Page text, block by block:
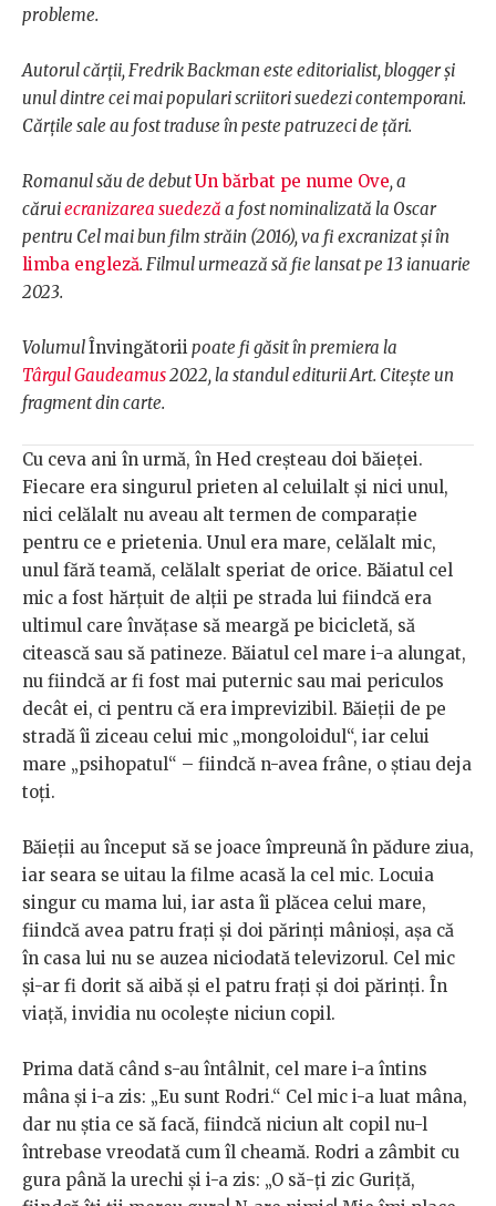
probleme.
Autorul cărții, Fredrik Backman este editorialist, blogger și
unul dintre cei mai populari scriitori suedezi contemporani.
Cărțile sale au fost traduse în peste patruzeci de țări.
Romanul său de debutUn bărbat pe nume Ove, a
căruiecranizarea suedeză a fost nominalizată la Oscar
pentru Cel mai bun film străin (2016), va fi excranizat și în
limba engleză. Filmul urmează să fie lansat pe 13 ianuarie
2023.
VolumulÎnvingătoriipoate fi găsit în premiera la
Târgul Gaudeamus2022, la standul editurii Art. Citește un
fragment din carte.
Cu ceva ani în urmă, în Hed creșteau doi băieței.
Fiecare era singurul prieten al celuilalt și nici unul,
nici celălalt nu aveau alt termen de comparație
pentru ce e prietenia. Unul era mare, celălalt mic,
unul fără teamă, celălalt speriat de orice. Băiatul cel
mic a fost hărțuit de alții pe strada lui fiindcă era
ultimul care învățase să meargă pe bicicletă, să
citească sau să patineze. Băiatul cel mare i-a alungat,
nu fiindcă ar fi fost mai puternic sau mai periculos
decât ei, ci pentru că era imprevizibil. Băieții de pe
stradă îi ziceau celui mic „mongoloidul“, iar celui
mare „psihopatul“ – fiindcă n-avea frâne, o știau deja
toți.
Băieții au început să se joace împreună în pădure ziua,
iar seara se uitau la filme acasă la cel mic. Locuia
singur cu mama lui, iar asta îi plăcea celui mare,
fiindcă avea patru frați și doi părinți mânioși, așa că
în casa lui nu se auzea niciodată televizorul. Cel mic
și-ar fi dorit să aibă și el patru frați și doi părinți. În
viață, invidia nu ocolește niciun copil.
Prima dată când s-au întâlnit, cel mare i-a întins
mâna și i-a zis: „Eu sunt Rodri.“ Cel mic i-a luat mâna,
dar nu știa ce să facă, fiindcă niciun alt copil nu-l
întrebase vreodată cum îl cheamă. Rodri a zâmbit cu
gura până la urechi și i-a zis: „O să-ți zic Guriță,